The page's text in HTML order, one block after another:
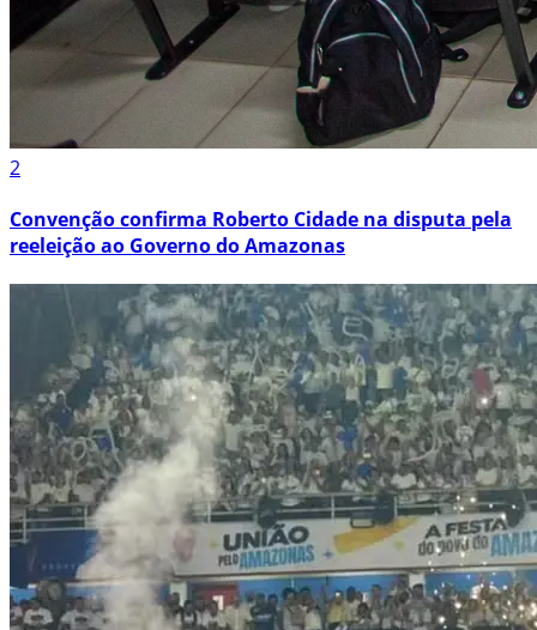
2
Convenção confirma Roberto Cidade na disputa pela
reeleição ao Governo do Amazonas